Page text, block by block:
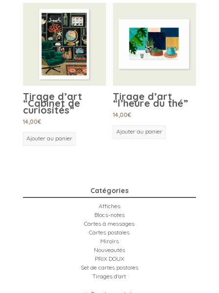
Tirage d’art
“Cabinet de
curiosités”
14,00€
Ajouter au panier
Tirage d’art
“l’heure du thé”
14,00€
Ajouter au panier
Catégories
Affiches
Blocs-notes
Cartes à messages
Cartes postales
Miroirs
Nouveautés
PRIX DOUX
Set de cartes postales
Tirages d'art